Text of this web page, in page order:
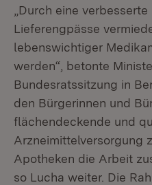
„Durch eine
Lieferengpässe
lebenswichtiger
werden“, betonte
Bundesratssitzung in
den Bürgerinnen und
flächendeckende und
Arzneimittelversorgung
Apotheken die Arbeit
so Lucha weiter. Die